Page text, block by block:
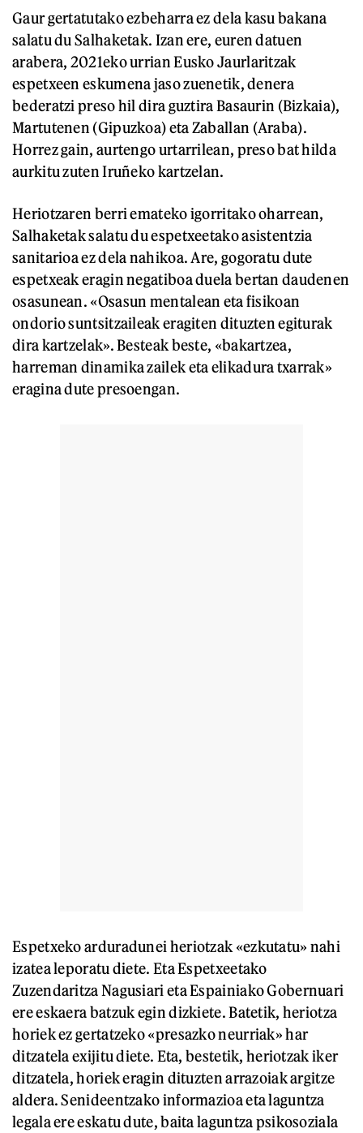
Gaur gertatutako ezbeharra ez dela kasu bakana
salatu du Salhaketak. Izan ere, euren datuen
arabera, 2021eko urrian Eusko Jaurlaritzak
espetxeen eskumena jaso zuenetik, denera
bederatzi preso hil dira guztira Basaurin (Bizkaia),
Martutenen (Gipuzkoa) eta Zaballan (Araba).
Horrez gain, aurtengo urtarrilean, preso bat hilda
aurkitu zuten Iruñeko kartzelan.
Heriotzaren berri emateko igorritako oharrean,
Salhaketak salatu du espetxeetako asistentzia
sanitarioa ez dela nahikoa. Are, gogoratu dute
espetxeak eragin negatiboa duela bertan daudenen
osasunean. «Osasun mentalean eta fisikoan
ondorio suntsitzaileak eragiten dituzten egiturak
dira kartzelak». Besteak beste, «bakartzea,
harreman dinamika zailek eta elikadura txarrak»
eragina dute presoengan.
Espetxeko arduradunei heriotzak «ezkutatu» nahi
izatea leporatu diete. Eta Espetxeetako
Zuzendaritza Nagusiari eta Espainiako Gobernuari
ere eskaera batzuk egin dizkiete. Batetik, heriotza
horiek ez gertatzeko «presazko neurriak» har
ditzatela exijitu diete. Eta, bestetik, heriotzak iker
ditzatela, horiek eragin dituzten arrazoiak argitze
aldera. Senideentzako informazioa eta laguntza
legala ere eskatu dute, baita laguntza psikosoziala